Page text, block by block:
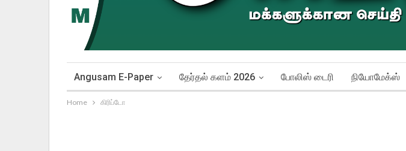
Angusam E-Paper தேர்தல் களம் 2026 போலிஸ் டைரி நியோமேக்ஸ்
Home கிரிப்டோ